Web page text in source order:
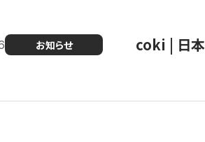
お知らせ coki | 日本